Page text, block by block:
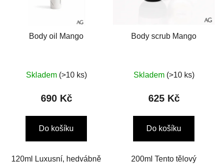
Body oil Mango
Skladem (>10 ks)
690 Kč
Do košíku
120ml Luxusní, hedvábně
Body scrub Mango
Skladem (>10 ks)
625 Kč
Do košíku
200ml Tento tělový